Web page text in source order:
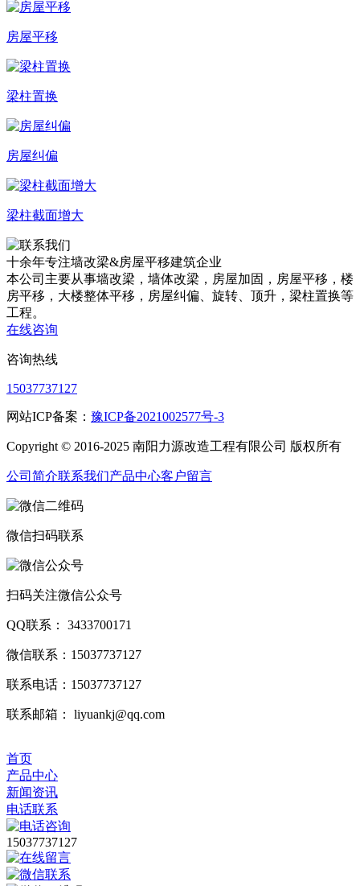
房屋平移
梁柱置换
房屋纠偏
梁柱截面增大
十余年专注墙改梁&房屋平移建筑企业
本公司主要从事墙改梁，墙体改梁，房屋加固，房屋平移，楼
房平移，大楼整体平移，房屋纠偏、旋转、顶升，梁柱置换等
工程。
在线咨询
咨询热线
15037737127
网站ICP备案： 豫ICP备2021002577号-3
Copyright © 2016-2025 南阳力源改造工程有限公司 版权所有
公司简介联系我们产品中心客户留言
微信扫码联系
扫码关注微信公众号
QQ联系： 3433700171
微信联系：15037737127
联系电话：15037737127
联系邮箱： liyuankj@qq.com
首页
产品中心
新闻资讯
电话联系
15037737127